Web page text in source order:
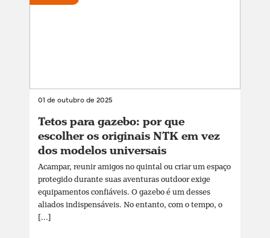
01 de outubro de 2025
Tetos para gazebo: por que
escolher os originais NTK em vez
dos modelos universais
Acampar, reunir amigos no quintal ou criar um espaço
protegido durante suas aventuras outdoor exige
equipamentos confiáveis. O gazebo é um desses
aliados indispensáveis. No entanto, com o tempo, o
[...]